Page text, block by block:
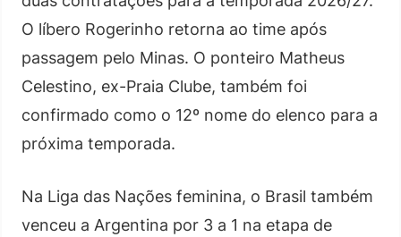
O líbero Rogerinho retorna ao time após
passagem pelo Minas. O ponteiro Matheus
Celestino, ex-Praia Clube, também foi
confirmado como o 12º nome do elenco para a
próxima temporada.
Na Liga das Nações feminina, o Brasil também
venceu a Argentina por 3 a 1 na etapa de